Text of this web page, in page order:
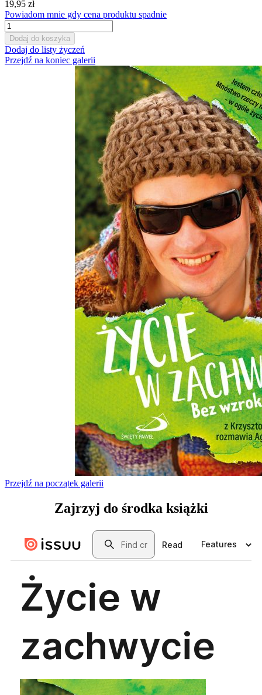
19,95 zł
Powiadom mnie gdy cena produktu spadnie
Dodaj do koszyka
Dodaj do listy życzeń
Przejdź na koniec galerii
Przejdź na początek galerii
Zajrzyj do środka książki